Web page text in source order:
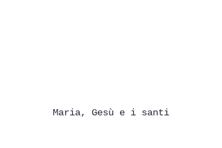
Maria, Gesù e i santi